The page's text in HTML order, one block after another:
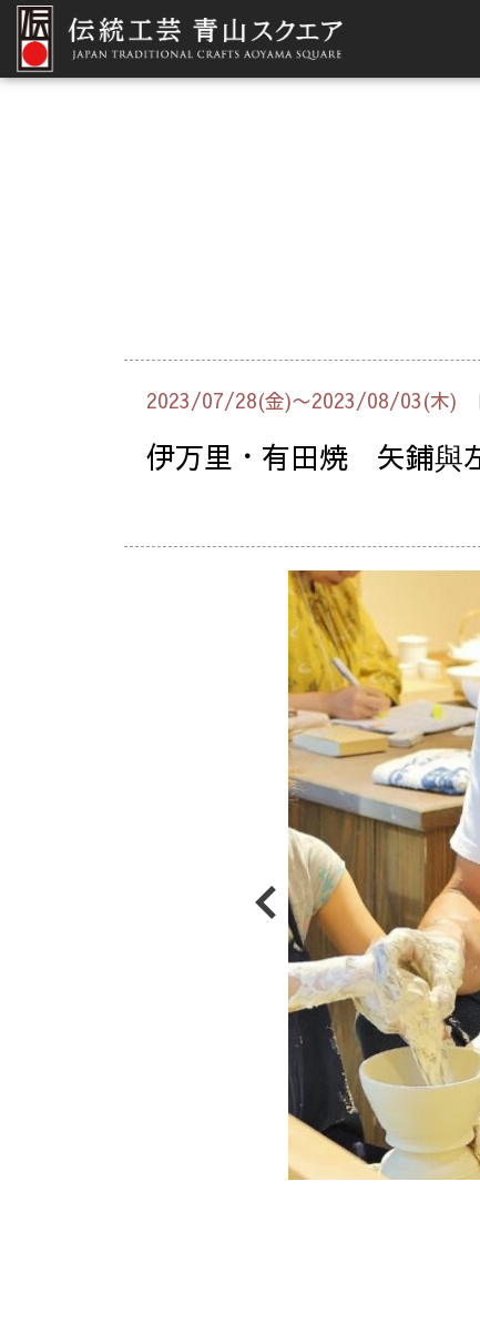
2023/07/28(金)〜2023/08/03(木)
伊万里・有田焼 矢鋪與